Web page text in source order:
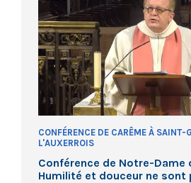
CONFÉRENCE DE CARÊME À SAINT-
L'AUXERROIS
Conférence de Notre-Dame
Humilité et douceur ne sont